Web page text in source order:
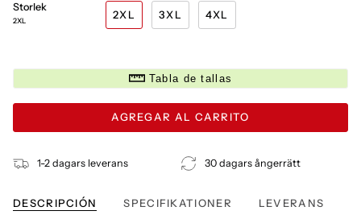
Storlek
2XL 2XL 3XL 4XL
Tabla de tallas
AGREGAR AL CARRITO
1-2 dagars leverans 30 dagars ångerrätt
DESCRIPCIÓN SPECIFIKATIONER LEVERANS